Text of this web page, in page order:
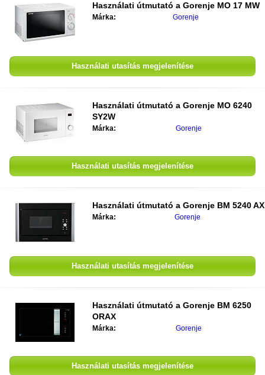
Használati útmutató a Gorenje MO 17 MW
Márka: Gorenje
Használati utasítás megjelenítése
Használati útmutató a Gorenje MO 6240
SY2W
Márka: Gorenje
Használati utasítás megjelenítése
Használati útmutató a Gorenje BM 5240 AX
Márka: Gorenje
Használati utasítás megjelenítése
Használati útmutató a Gorenje BM 6250
ORAX
Márka: Gorenje
Használati utasítás megjelenítése